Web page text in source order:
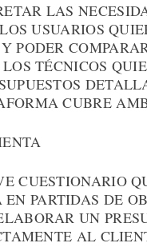
LAS
USUARIOS
PODER
TÉCNICOS
CUBRE
CUESTIONARIO
PARTIDAS DE
UN
AL